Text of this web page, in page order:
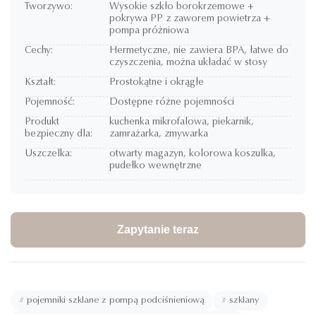
Tworzywo:
Wysokie szkło borokrzemowe +
pokrywa PP z zaworem powietrza +
pompa próżniowa
Cechy:
Hermetyczne, nie zawiera BPA, łatwe do
czyszczenia, można układać w stosy
Kształt:
Prostokątne i okrągłe
Pojemność:
Dostępne różne pojemności
Produkt
bezpieczny dla:
kuchenka mikrofalowa, piekarnik,
zamrażarka, zmywarka
Uszczelka:
otwarty magazyn, kolorowa koszulka,
pudełko wewnętrzne
Zapytanie teraz
# pojemniki szklane z pompą podciśnieniową # szklany